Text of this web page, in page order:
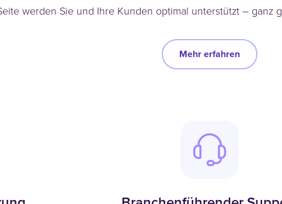
werden Sie und Ihre Kunden optimal unterstützt –
Mehr erfahren